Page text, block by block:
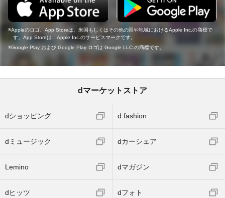
Appleのロゴ、App Storeは、米国もしくはその他の国や地域におけるApple Inc.の商標で
す。App Storeは、Apple Inc.のサービスマークです。
Google Play および Google Play ロゴは Google LLC の商標です。
dマーケットストア
dショッピング d fashion
dミュージック dカーシェア
Lemino dマガジン
dヒッツ dフォト